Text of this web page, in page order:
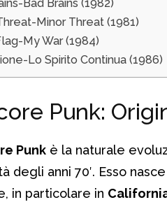
Bad Brains (1982)
Minor Threat (1981)
My War (1984)
Lo Spirito Continua (1986)
Punk:
Punk è la naturale
degli anni 70′. Esso
in particolare in